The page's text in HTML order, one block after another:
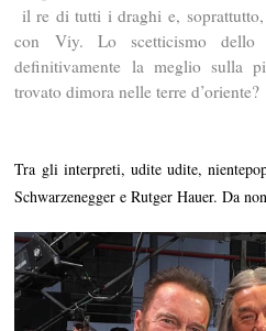
il re di tutti i draghi e,
con Viy. Lo scetticismo dello
definitivamente la meglio sulla
trovato dimora nelle terre d’oriente?
Tra gli interpreti, udite udite,
Schwarzenegger e Rutger Hauer. Da